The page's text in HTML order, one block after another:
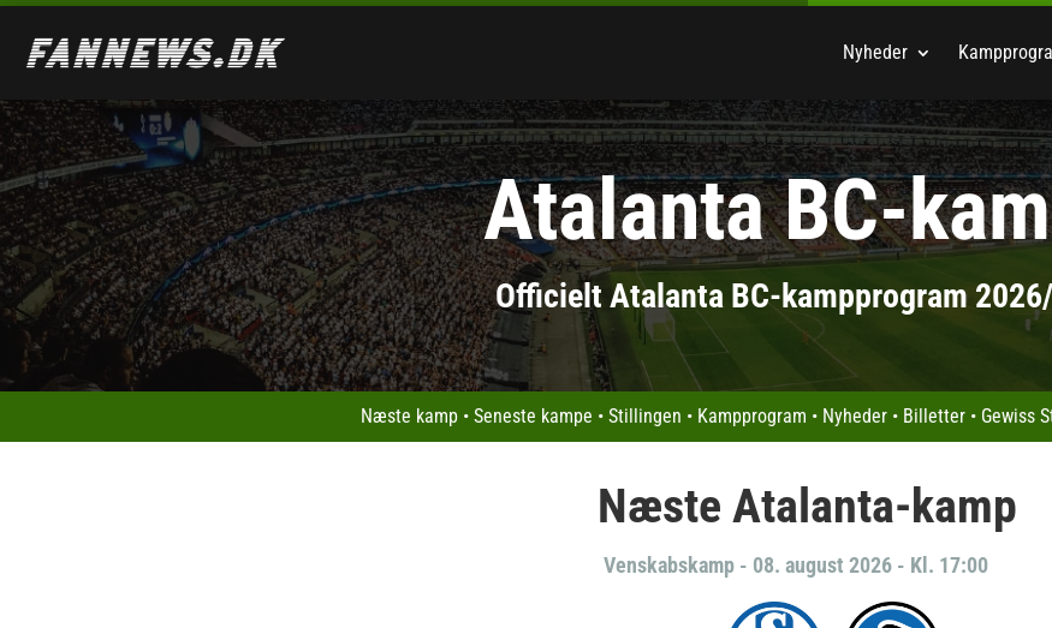
Nyheder
Atalanta BC-
Officielt Atalanta BC-kampprogram
Næste kamp • Seneste kampe • Stillingen • Kampprogram • Nyheder • Billetter • Gewiss
Næste Atalanta-kamp
Venskabskamp- 08. august 2026 - Kl. 17:00